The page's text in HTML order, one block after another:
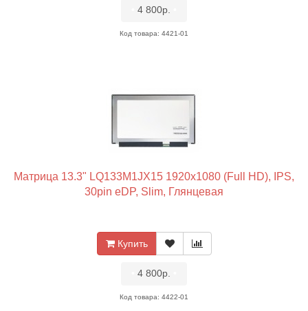
4 800р.
Код товара: 4421-01
Матрица 13.3" LQ133M1JX15 1920x1080 (Full HD), IPS,
30pin eDP, Slim, Глянцевая
Купить
4 800р.
Код товара: 4422-01